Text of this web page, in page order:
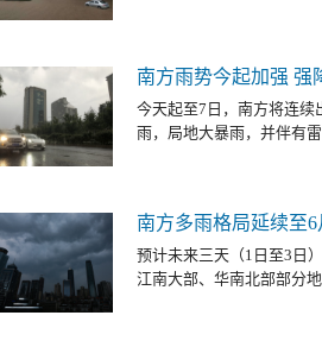
南方雨势今起加强 强
今天起至7日，南方将连续
雨，局地大暴雨，并伴有
南方多雨格局延续至
预计未来三天（1日至3日
江南大部、华南北部部分